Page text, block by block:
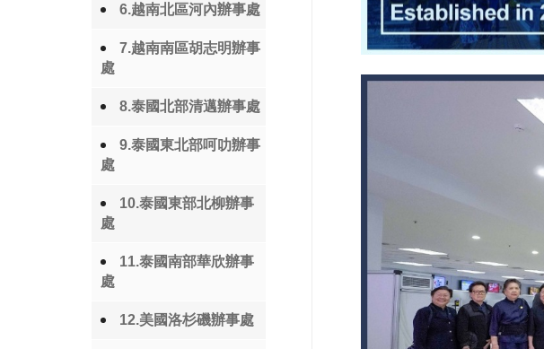
6.越南北區河內辦事處
7.越南南區胡志明辦事
處
8.泰國北部清邁辦事處
9.泰國東北部呵叻辦事
處
10.泰國東部北柳辦事
處
11.泰國南部華欣辦事
處
12.美國洛杉磯辦事處